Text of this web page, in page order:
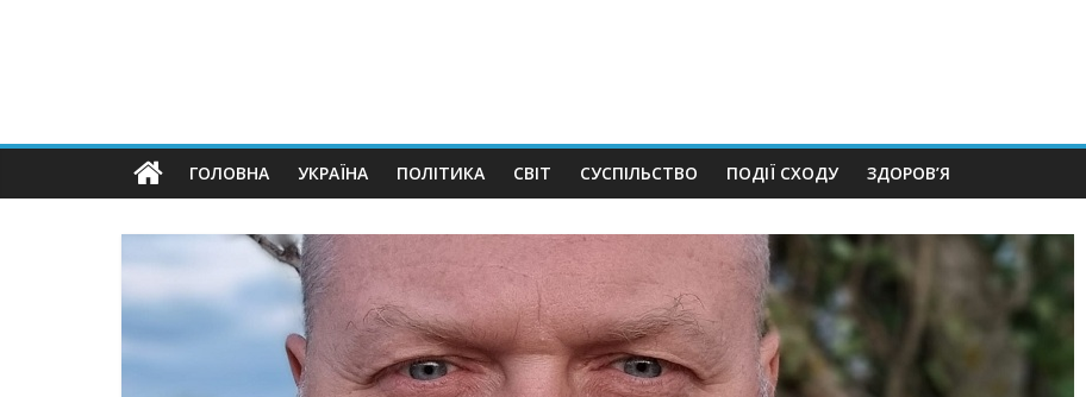
ГОЛОВНА УКРАЇНА ПОЛІТИКА СВІТ СУСПІЛЬСТВО ПОДІЇ СХОДУ ЗДОРОВ’Я